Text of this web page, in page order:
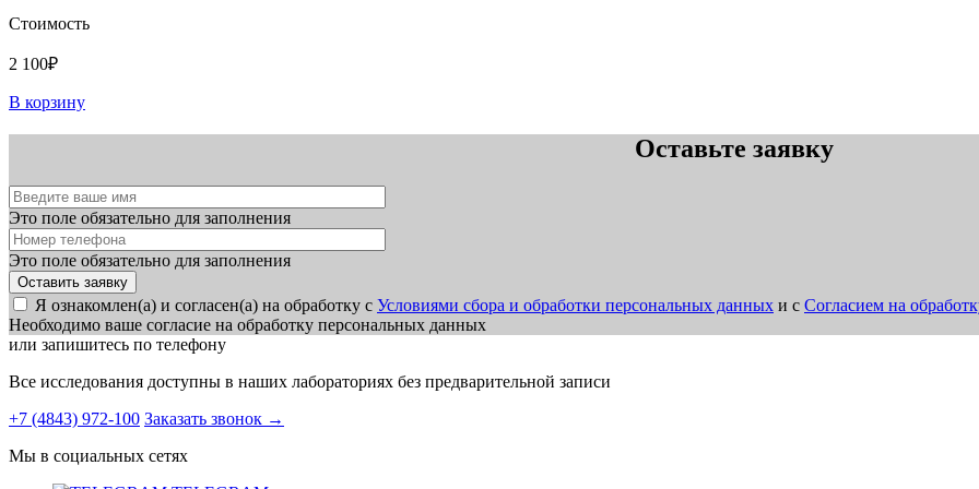
Стоимость
2 100₽
В корзину
Оставьте заявку
Это поле обязательно для заполнения
Это поле обязательно для заполнения
Я ознакомлен(а) и согласен(а) на обработку с Условиями сбора и обработки персональных данных и с Согласием на
Необходимо ваше согласие на обработку персональных данных
или запишитесь по телефону
Все исследования доступны в наших лабораториях без предварительной записи
+7 (4843) 972-100 Заказать звонок →
Мы в социальных сетях